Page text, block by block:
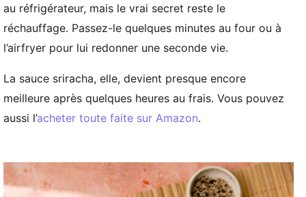
au réfrigérateur, mais le vrai secret reste le
réchauffage. Passez-le quelques minutes au four ou à
l’airfryer pour lui redonner une seconde vie.
La sauce sriracha, elle, devient presque encore
meilleure après quelques heures au frais. Vous pouvez
aussi l’acheter toute faite sur Amazon.